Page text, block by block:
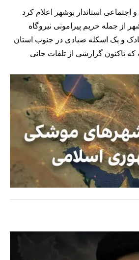
اجتماعی استاندار بوشهر اعلام کرد
از جمله حریم پیرامونی نیروگاه
و یک اسکله صیادی در جنوب استان
تاکنون گزارشی از تلفات جانی